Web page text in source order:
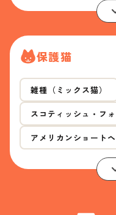
保護猫
雑種（ミックス猫）
スコティッシュ・フ
アメリカンショート